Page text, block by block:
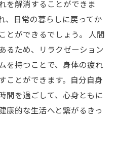
を解消することができま
、日常の暮らしに戻ってか
とができるでしょう。 人間
るため、リラクゼーション
を持つことで、身体の疲れ
ことができます。自分自身
間を過ごして、心身ともに
康的な生活へと繋がるきっ